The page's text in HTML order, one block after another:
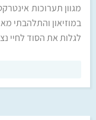
מגוון תערוכות
במוזיאון והתלהבתי
לגלות את הסוד לחיי